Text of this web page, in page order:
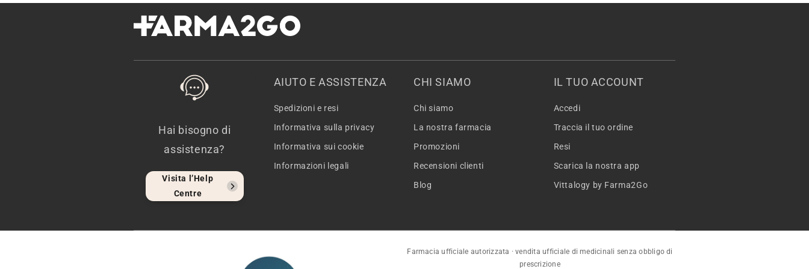
Hai bisogno di
assistenza?
Visita l’Help
Centre
AIUTO E ASSISTENZA
Spedizioni e resi
Informativa sulla privacy
Informativa sui cookie
Informazioni legali
CHI SIAMO
Chi siamo
La nostra farmacia
Promozioni
Recensioni clienti
Blog
IL TUO ACCOUNT
Accedi
Traccia il tuo ordine
Resi
Scarica la nostra app
Vittalogy by Farma2Go
Farmacia ufficiale autorizzata · vendita ufficiale di medicinali senza obbligo di
prescrizione